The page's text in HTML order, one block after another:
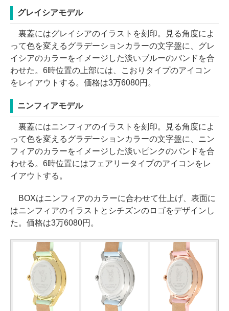
グレイシアモデル
裏蓋にはグレイシアのイラストを刻印。見る角度によ
って色を変えるグラデーションカラーの文字盤に、グレ
イシアのカラーをイメージした淡いブルーのバンドを合
わせた。6時位置の上部には、こおりタイプのアイコン
をレイアウトする。価格は3万6080円。
ニンフィアモデル
裏蓋にはニンフィアのイラストを刻印。見る角度によ
って色を変えるグラデーションカラーの文字盤に、ニン
フィアのカラーをイメージした淡いピンクのバンドを合
わせる。6時位置にはフェアリータイプのアイコンをレ
イアウトする。
BOXはニンフィアのカラーに合わせて仕上げ、表面に
はニンフィアのイラストとシチズンのロゴをデザインし
た。価格は3万6080円。